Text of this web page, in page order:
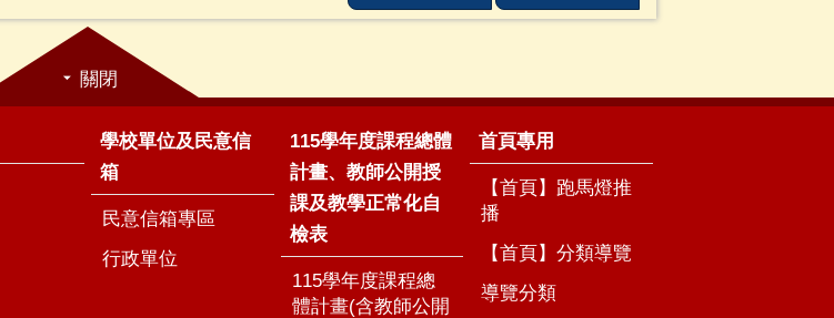
關閉
學校單位及民意信
箱
民意信箱專區
行政單位
115學年度課程總體
計畫、教師公開授
課及教學正常化自
檢表
115學年度課程總
體計畫(含教師公開
首頁專用
【首頁】跑馬燈推
播
【首頁】分類導覽
導覽分類